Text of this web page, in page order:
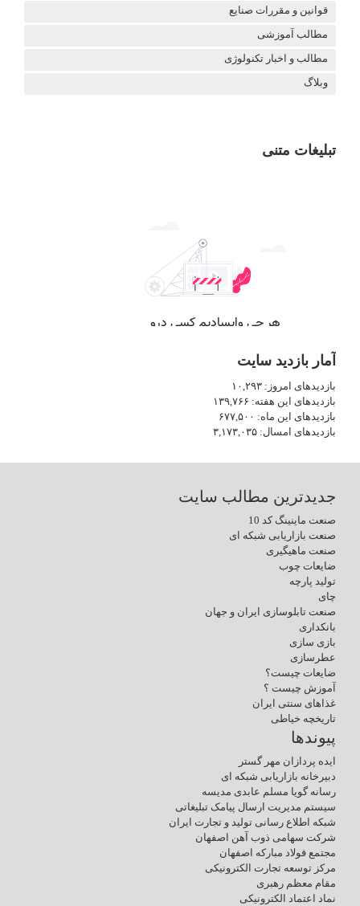
قوانین و مقررات صنایع
مطالب آموزشی
مطالب و اخبار تکنولوژی
وبلاگ
تبلیغات متنی
آمار بازدید سایت
بازدیدهای امروز: ۱۰,۲۹۳
بازدیدهای این هفته: ۱۳۹,۷۶۶
بازدیدهای این ماه: ۶۷۷,۵۰۰
بازدیدهای امسال: ۳,۱۷۳,۰۳۵
جدیدترین مطالب سایت
صنعت ماینینگ کد 10
صنعت بازاریابی شبکه ای
صنعت ماهیگیری
ضایعات چوب
تولید پارچه
چای
صنعت تابلوسازی ایران و جهان
بانکداری
بازی سازی
عطرسازی
ضایعات چیست؟
آموزش چیست ؟
غذاهای سنتی ایران
تاریخچه خیاطی
پیوندها
ایده پردازان مهر گستر
دبیرخانه بازاریابی شبکه ای
رسانه گویا مسلم عابدی مدیسه
سیستم مدیریت ارسال پیامک تبلیغاتی
شبکه اطلاع رسانی تولید و تجارت ایران
شرکت سهامی ذوب آهن اصفهان
مجتمع فولاد مبارکه اصفهان
مرکز توسعه تجارت الکترونیکی
مقام معظم رهبری
نماد اعتماد الکترونیکی